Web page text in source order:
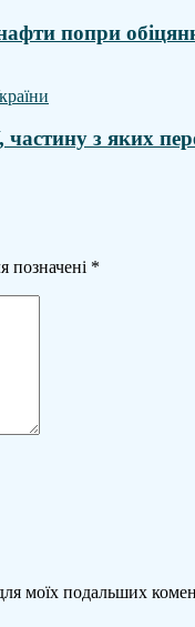
попри
з яких
позначені *
моїх подальших